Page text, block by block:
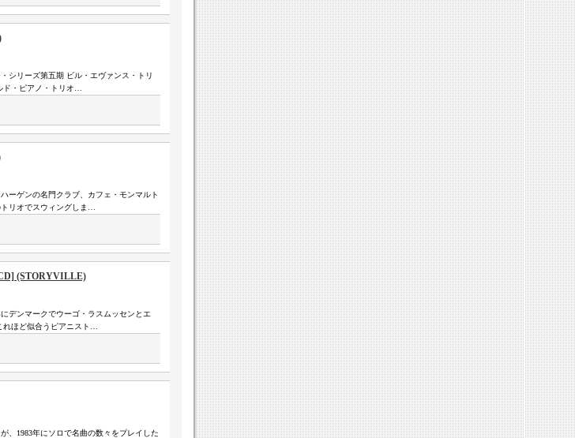
シリーズ第五期 ビル・エヴァンス・トリ
ド・ピアノ・トリオ…
ーゲンの名門クラブ、カフェ・モンマルト
リオでスウィングしま…
(STORYVILLE)
デンマークでウーゴ・ラスムッセンとエ
ほど似合うピアニスト…
、1983年にソロで名曲の数々をプレイした